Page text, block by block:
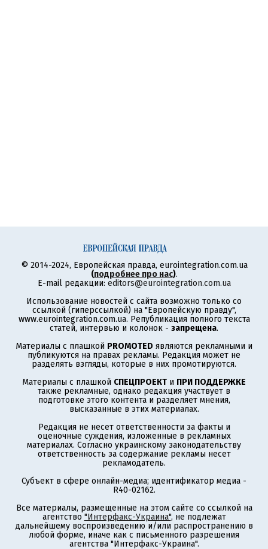
© 2014-2024, Европейская правда, eurointegration.com.ua
(подробнее про нас).
E-mail редакции: editors@eurointegration.com.ua
Использование новостей с сайта возможно только со
ссылкой (гиперссылкой) на "Европейскую правду",
www.eurointegration.com.ua. Републикация полного текста
статей, интервью и колонок - запрещена.
Материалы с плашкой PROMOTED являются рекламными и
публикуются на правах рекламы. Редакция может не
разделять взгляды, которые в них промотируются.
Материалы с плашкой СПЕЦПРОЕКТ и ПРИ ПОДДЕРЖКЕ
также рекламные, однако редакция участвует в
подготовке этого контента и разделяет мнения,
высказанные в этих материалах.
Редакция не несет ответственности за факты и
оценочные суждения, изложенные в рекламных
материалах. Согласно украинскому законодательству
ответственность за содержание рекламы несет
рекламодатель.
Субъект в сфере онлайн-медиа; идентификатор медиа -
R40-02162.
Все материалы, размещенные на этом сайте со ссылкой на
агентство "Интерфакс-Украина", не подлежат
дальнейшему воспроизведению и/или распространению в
любой форме, иначе как с письменного разрешения
агентства "Интерфакс-Украина".